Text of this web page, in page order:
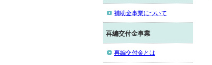
補助金事業について
再編交付金事業
再編交付金とは